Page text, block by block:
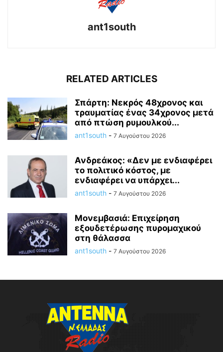
ant1south
RELATED ARTICLES
Σπάρτη: Νεκρός 48χρονος και
τραυματίας ένας 34χρονος μετά
από πτώση ρυμουλκού...
ant1south - 7 Αυγούστου 2026
Ανδρεάκος: «Δεν με ενδιαφέρει
το πολιτικό κόστος, με
ενδιαφέρει να υπάρχει...
ant1south - 7 Αυγούστου 2026
Μονεμβασιά: Επιχείρηση
εξουδετέρωσης πυρομαχικού
στη θάλασσα
ant1south - 7 Αυγούστου 2026